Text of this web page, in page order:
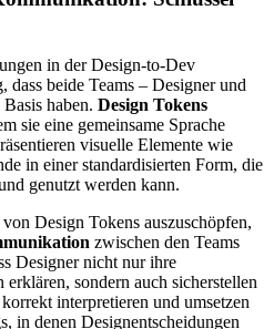
in der Design-to-Dev
dass beide Teams – Designer und
haben. Design Tokens
sie eine gemeinsame Sprache
visuelle Elemente wie
in einer standardisierten Form, die
genutzt werden kann.
Design Tokens auszuschöpfen,
zwischen den Teams
Designer nicht nur ihre
erklären, sondern auch sicherstellen
interpretieren und umsetzen
in denen Designentscheidungen